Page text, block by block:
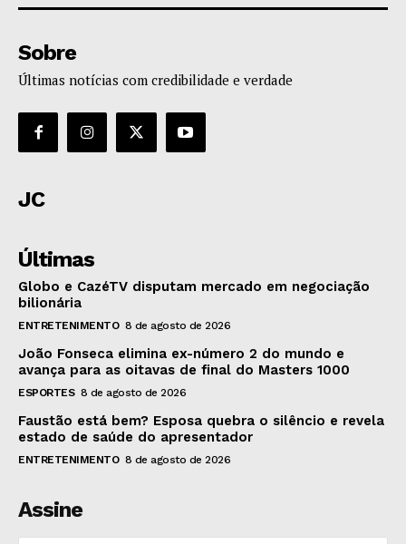
Sobre
Últimas notícias com credibilidade e verdade
JC
Últimas
Globo e CazéTV disputam mercado em negociação
bilionária
ENTRETENIMENTO 8 de agosto de 2026
João Fonseca elimina ex-número 2 do mundo e
avança para as oitavas de final do Masters 1000
ESPORTES 8 de agosto de 2026
Faustão está bem? Esposa quebra o silêncio e revela
estado de saúde do apresentador
ENTRETENIMENTO 8 de agosto de 2026
Assine